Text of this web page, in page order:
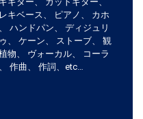
キベース、 ピアノ、 カホ
ハンドパン、 ディジュリ
、 ケーン、 ストーブ、 観
物、 ヴォーカル、 コーラ
作曲、 作詞、etc…